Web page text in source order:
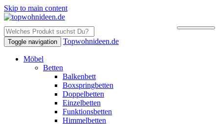
Skip to main content
Toggle navigation Topwohnideen.de
Möbel
Betten
Balkenbett
Boxspringbetten
Doppelbetten
Einzelbetten
Funktionsbetten
Himmelbetten